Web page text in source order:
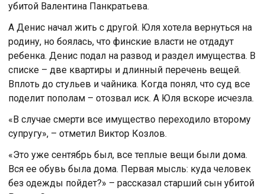
убитой Валентина Панкратьева.
А Денис начал жить с другой. Юля хотела вернуться на
родину, но боялась, что финские власти не отдадут
ребенка. Денис подал на развод и раздел имущества. В
списке – две квартиры и длинный перечень вещей.
Вплоть до стульев и чайника. Когда понял, что суд все
поделит пополам – отозвал иск. А Юля вскоре исчезла.
«В случае смерти все имущество переходило второму
супругу», – отметил Виктор Козлов.
«Это уже сентябрь был, все теплые вещи были дома.
Вся ее обувь была дома. Первая мысль: куда человек
без одежды пойдет?» – рассказал старший сын убитой